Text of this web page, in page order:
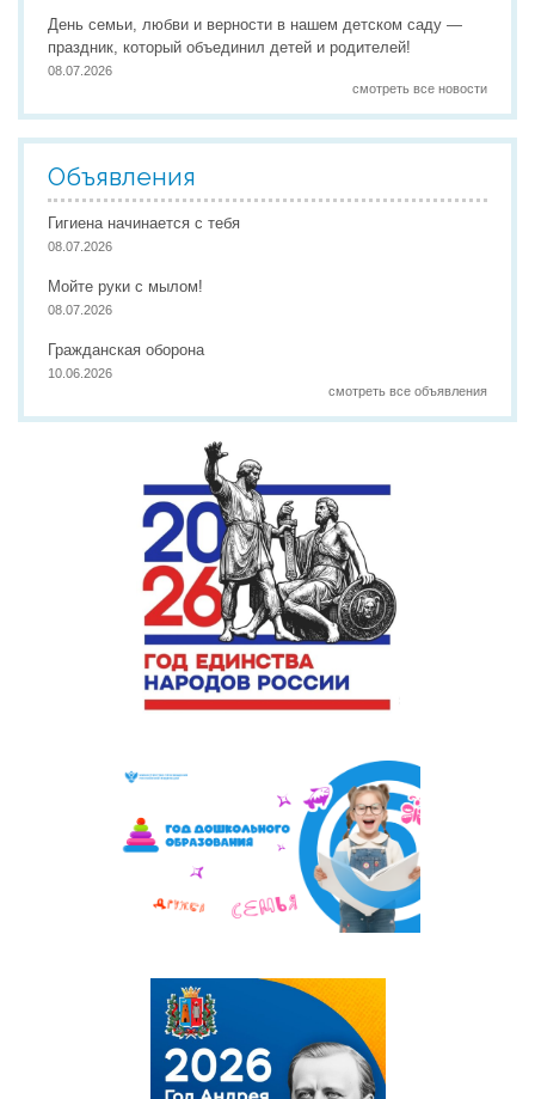
День семьи, любви и верности в нашем детском саду —
праздник, который объединил детей и родителей!
08.07.2026
смотреть все новости
Объявления
Гигиена начинается с тебя
08.07.2026
Мойте руки с мылом!
08.07.2026
Гражданская оборона
10.06.2026
смотреть все объявления